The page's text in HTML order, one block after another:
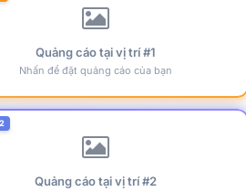
Quảng cáo tại vị trí #1
Nhấn để đặt quảng cáo của bạn
Quảng cáo tại vị trí #2